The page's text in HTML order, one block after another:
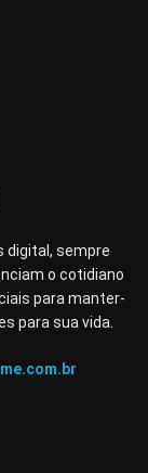
digital, sempre
o cotidiano
para manter-
para sua vida.